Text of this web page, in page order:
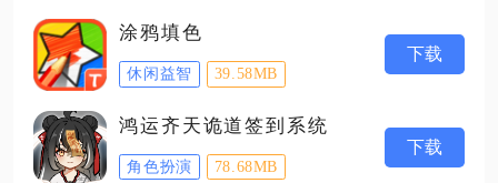
涂鸦填色
休闲益智 39.58MB
下载
鸿运齐天诡道签到系统
角色扮演 78.68MB
下载